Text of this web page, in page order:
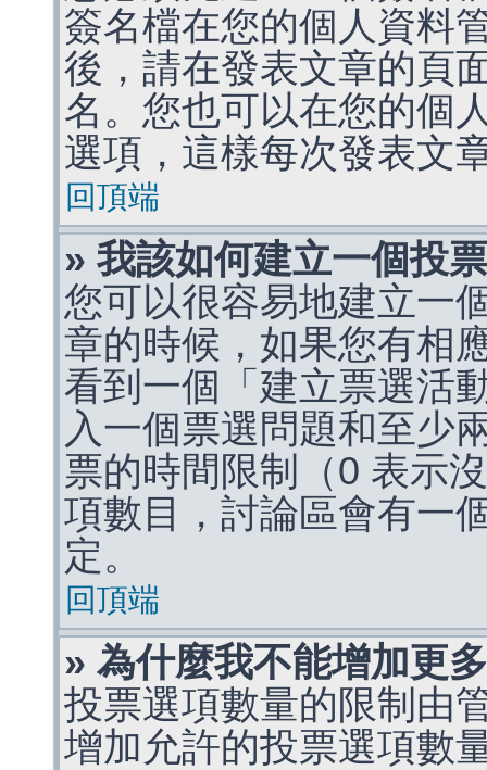
簽名檔在您的個人資料
後，請在發表文章的頁
名。您也可以在您的個
選項，這樣每次發表文
回頂端
» 我該如何建立一個投
您可以很容易地建立一
章的時候，如果您有相
看到一個「建立票選活
入一個票選問題和至少
票的時間限制（0 表示
項數目，討論區會有一
定。
回頂端
» 為什麼我不能增加更
投票選項數量的限制由
增加允許的投票選項數